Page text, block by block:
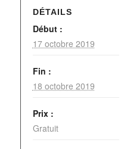
DÉTAILS
Début :
17 octobre 2019
Fin :
18 octobre 2019
Prix :
Gratuit